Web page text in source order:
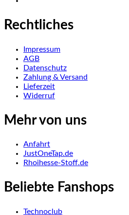
Rechtliches
Impressum
AGB
Datenschutz
Zahlung & Versand
Lieferzeit
Widerruf
Mehr von uns
Anfahrt
JustOneTap.de
Rhoihesse-Stoff.de
Beliebte Fanshops
Technoclub